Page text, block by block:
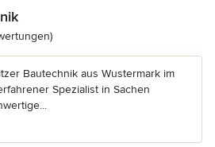
5 von 5 Sternen
Bautechnik aus Wustermark im
Spezialist in Sachen